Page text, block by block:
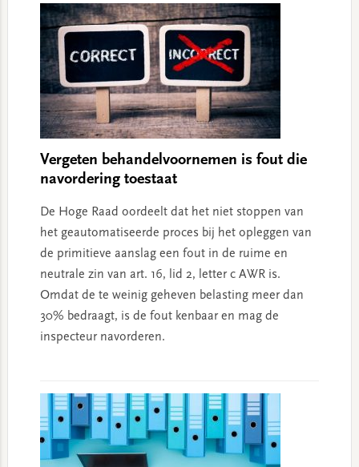
Vergeten behandelvoornemen is fout die
navordering toestaat
De Hoge Raad oordeelt dat het niet stoppen van
het geautomatiseerde proces bij het opleggen van
de primitieve aanslag een fout in de ruime en
neutrale zin van art. 16, lid 2, letter c AWR is.
Omdat de te weinig geheven belasting meer dan
30% bedraagt, is de fout kenbaar en mag de
inspecteur navorderen.